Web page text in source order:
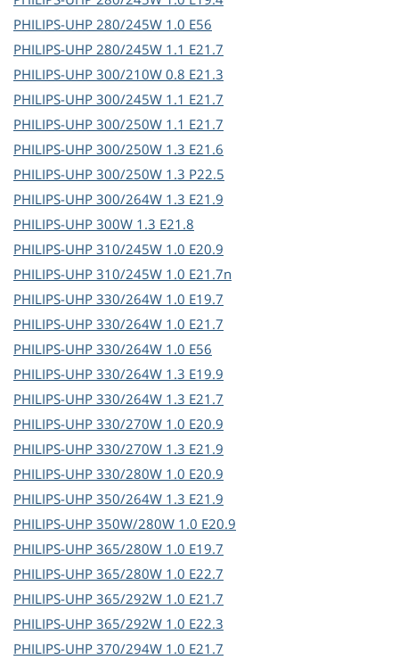
PHILIPS-UHP 280/245W 1.0 E56
PHILIPS-UHP 280/245W 1.1 E21.7
PHILIPS-UHP 300/210W 0.8 E21.3
PHILIPS-UHP 300/245W 1.1 E21.7
PHILIPS-UHP 300/250W 1.1 E21.7
PHILIPS-UHP 300/250W 1.3 E21.6
PHILIPS-UHP 300/250W 1.3 P22.5
PHILIPS-UHP 300/264W 1.3 E21.9
PHILIPS-UHP 300W 1.3 E21.8
PHILIPS-UHP 310/245W 1.0 E20.9
PHILIPS-UHP 310/245W 1.0 E21.7n
PHILIPS-UHP 330/264W 1.0 E19.7
PHILIPS-UHP 330/264W 1.0 E21.7
PHILIPS-UHP 330/264W 1.0 E56
PHILIPS-UHP 330/264W 1.3 E19.9
PHILIPS-UHP 330/264W 1.3 E21.7
PHILIPS-UHP 330/270W 1.0 E20.9
PHILIPS-UHP 330/270W 1.3 E21.9
PHILIPS-UHP 330/280W 1.0 E20.9
PHILIPS-UHP 350/264W 1.3 E21.9
PHILIPS-UHP 350W/280W 1.0 E20.9
PHILIPS-UHP 365/280W 1.0 E19.7
PHILIPS-UHP 365/280W 1.0 E22.7
PHILIPS-UHP 365/292W 1.0 E21.7
PHILIPS-UHP 365/292W 1.0 E22.3
PHILIPS-UHP 370/294W 1.0 E21.7